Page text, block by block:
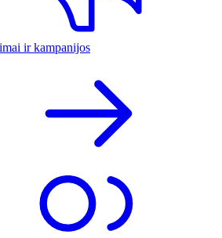
ir kampanijos